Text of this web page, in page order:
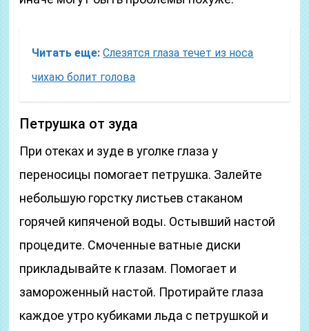
Читать еще: Слезятся глаза течет из носа
чихаю болит голова
Петрушка от зуда
При отеках и зуде в уголке глаза у
переносицы помогает петрушка. Залейте
небольшую горстку листьев стаканом
горячей кипяченой воды. Остывший настой
процедите. Смоченные ватные диски
прикладывайте к глазам. Помогает и
замороженный настой. Протирайте глаза
каждое утро кубиками льда с петрушкой и